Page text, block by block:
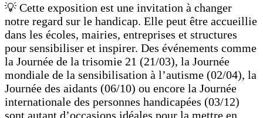
💡 Cette exposition est une invitation à changer
notre regard sur le handicap. Elle peut être accueillie
dans les écoles, mairies, entreprises et structures
pour sensibiliser et inspirer. Des événements comme
la Journée de la trisomie 21 (21/03), la Journée
mondiale de la sensibilisation à l’autisme (02/04), la
Journée des aidants (06/10) ou encore la Journée
internationale des personnes handicapées (03/12)
sont autant d’occasions idéales pour la mettre en